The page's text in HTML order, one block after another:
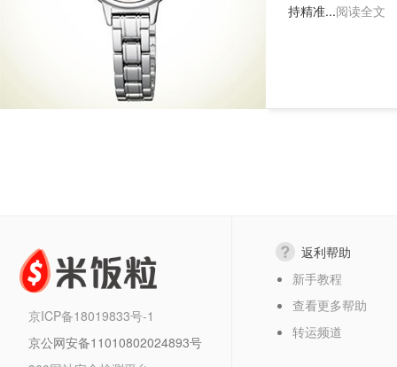
持精准...阅读全文
京ICP备18019833号-1
京公网安备11010802024893号
返利帮助
新手教程
查看更多帮助
转运频道